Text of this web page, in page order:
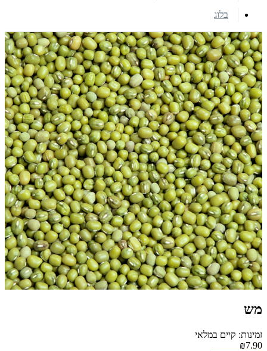
בלוג
מש
זמינות: קיים במלאי
₪7.90